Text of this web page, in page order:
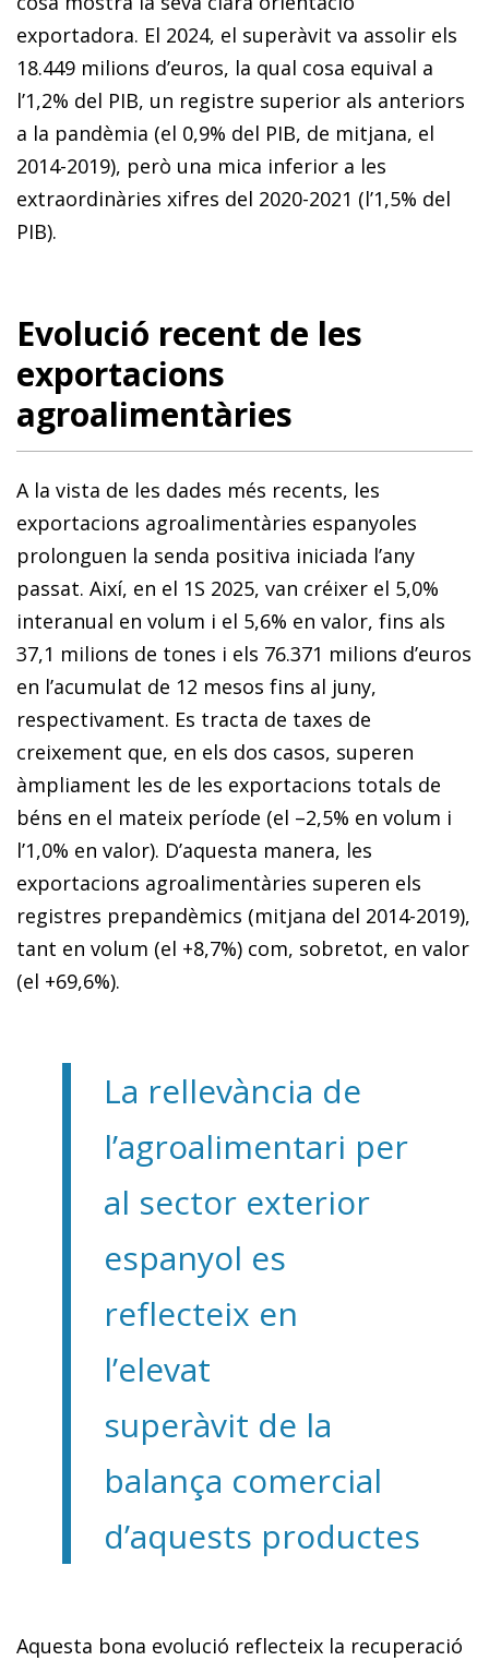
exportadora. El 2024, el superàvit va assolir els
18.449 milions d’euros, la qual cosa equival a
l’1,2% del PIB, un registre superior als anteriors
a la pandèmia (el 0,9% del PIB, de mitjana, el
2014-2019), però una mica inferior a les
extraordinàries xifres del 2020-2021 (l’1,5% del
PIB).
Evolució recent de les
exportacions
agroalimentàries
A la vista de les dades més recents, les
exportacions agroalimentàries espanyoles
prolonguen la senda positiva iniciada l’any
passat. Així, en el 1S 2025, van créixer el 5,0%
interanual en volum i el 5,6% en valor, fins als
37,1 milions de tones i els 76.371 milions d’euros
en l’acumulat de 12 mesos fins al juny,
respectivament. Es tracta de taxes de
creixement que, en els dos casos, superen
àmpliament les de les exportacions totals de
béns en el mateix període (el –2,5% en volum i
l’1,0% en valor). D’aquesta manera, les
exportacions agroalimentàries superen els
registres prepandèmics (mitjana del 2014-2019),
tant en volum (el +8,7%) com, sobretot, en valor
(el +69,6%).
La rellevància de
l’agroalimentari per
al sector exterior
espanyol es
reflecteix en
l’elevat
superàvit de la
balança comercial
d’aquests productes
Aquesta bona evolució reflecteix la recuperació